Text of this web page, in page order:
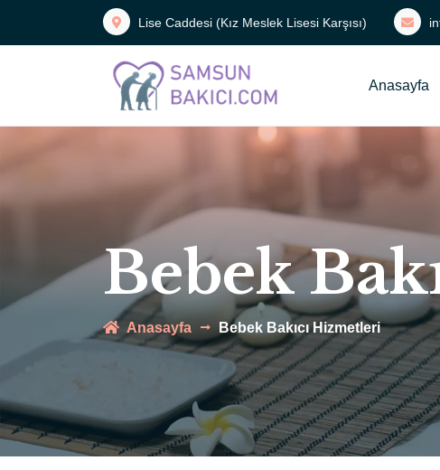
Lise Caddesi (Kız Meslek Lisesi Karşısı)
Anasayfa
Bebek
Anasayfa Bebek Bakıcı Hizmetleri